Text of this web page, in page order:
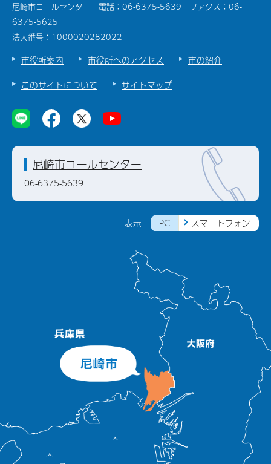
尼崎市コールセンター 電話：06-6375-5639 ファクス：06-
6375-5625
法人番号：1000020282022
市役所案内 市役所へのアクセス
市の紹介
このサイトについて
サイトマップ
表示 PC スマートフォン
尼崎市コールセンター
06-6375-5639